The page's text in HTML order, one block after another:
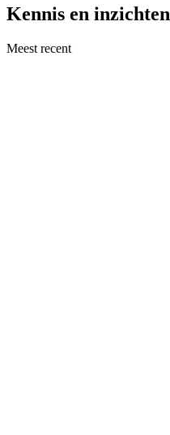
Kennis en inzichten
Meest recent